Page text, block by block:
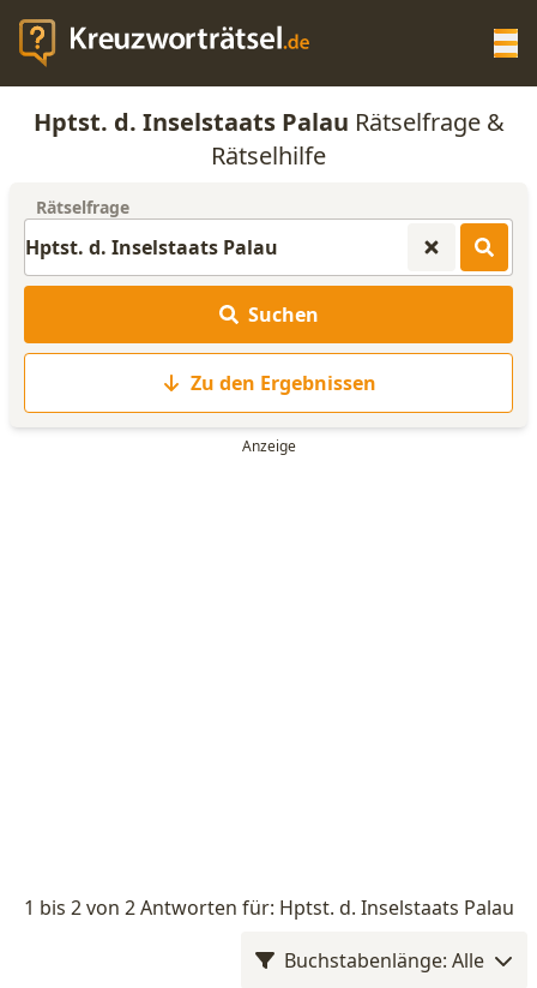
KREUZWORTRÄTSEL-HILFE
ANAGRAMM-GENERATOR
WORTLISTE
Hptst. d. Inselstaats Palau Rätselfrage &
Rätselhilfe
Rätselfrage
Suchen
Zu den Ergebnissen
1 bis 2 von 2 Antworten für: Hptst. d. Inselstaats Palau
Buchstabenlänge: Alle